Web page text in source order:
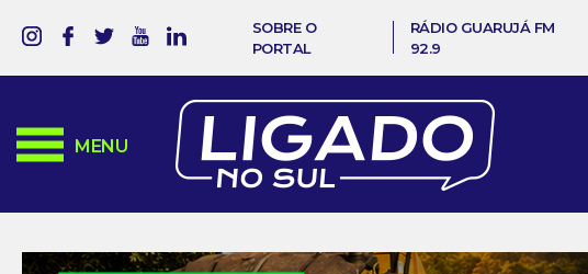
SOBRE O
PORTAL
RÁDIO GUARUJÁ FM
92.9
MENU